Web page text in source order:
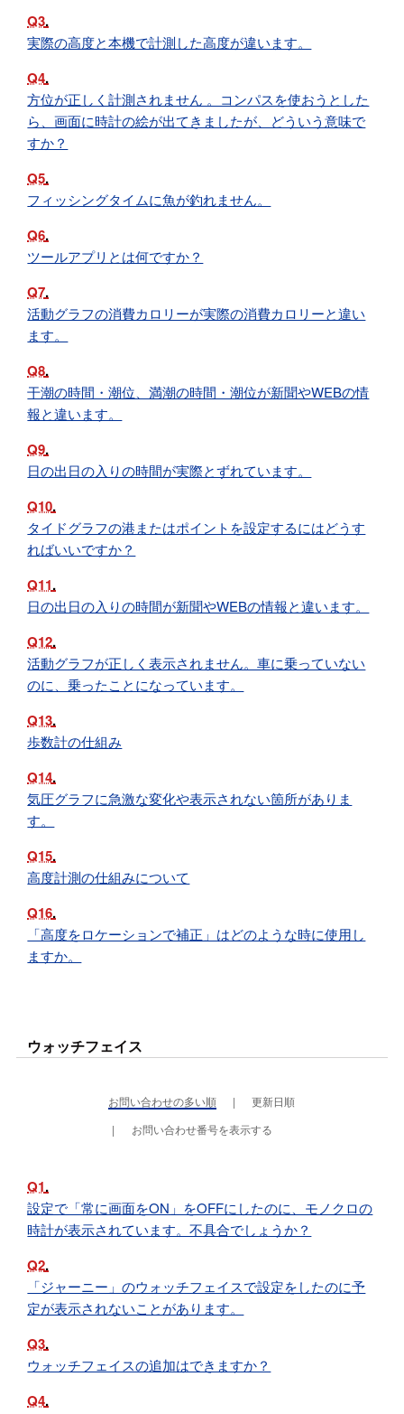
Q3
実際の高度と本機で計測した高度が違います。
Q4
方位が正しく計測されません 。コンパスを使おうとした
ら、画面に時計の絵が出てきましたが、どういう意味で
すか？
Q5
フィッシングタイムに魚が釣れません。
Q6
ツールアプリとは何ですか？
Q7
活動グラフの消費カロリーが実際の消費カロリーと違い
ます。
Q8
干潮の時間・潮位、満潮の時間・潮位が新聞やWEBの情
報と違います。
Q9
日の出日の入りの時間が実際とずれています。
Q10
タイドグラフの港またはポイントを設定するにはどうす
ればいいですか？
Q11
日の出日の入りの時間が新聞やWEBの情報と違います。
Q12
活動グラフが正しく表示されません。車に乗っていない
のに、乗ったことになっています。
Q13
歩数計の仕組み
Q14
気圧グラフに急激な変化や表示されない箇所がありま
す。
Q15
高度計測の仕組みについて
Q16
「高度をロケーションで補正」はどのような時に使用し
ますか。
ウォッチフェイス
お問い合わせの多い順
更新日順
お問い合わせ番号を表示する
Q1
設定で「常に画面をON」をOFFにしたのに、モノクロの
時計が表示されています。不具合でしょうか？
Q2
「ジャーニー」のウォッチフェイスで設定をしたのに予
定が表示されないことがあります。
Q3
ウォッチフェイスの追加はできますか？
Q4